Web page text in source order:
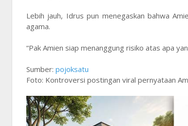
Lebih jauh, Idrus pun menegaskan bahwa
agama.
“Pak Amien siap menanggung risiko atas apa
Sumber: pojoksatu
Foto: Kontroversi postingan viral pernyataan